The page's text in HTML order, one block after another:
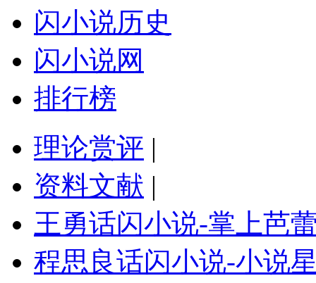
闪小说历史
闪小说网
排行榜
理论赏评 |
资料文献 |
王勇话闪小说-掌上芭
程思良话闪小说-小说